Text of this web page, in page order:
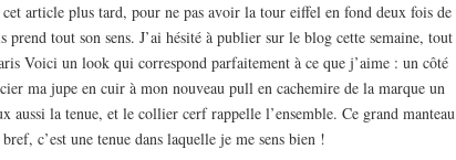
article plus tard, pour ne pas avoir la tour eiffel en fond deux fois de
tout son sens. J’ai hésité à publier sur le blog cette semaine, tout
Voici un look qui correspond parfaitement à ce que j’aime : un côté
ma jupe en cuir à mon nouveau pull en cachemire de la marque un
aussi la tenue, et le collier cerf rappelle l’ensemble. Ce grand manteau
c’est une tenue dans laquelle je me sens bien !